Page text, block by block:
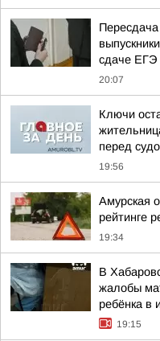
Пересдача
сдаче ЕГЭ
20:07
Ключи
перед
19:56
Амурская
рейтинге
19:34
В
жалобы
ребёнка в
19:15